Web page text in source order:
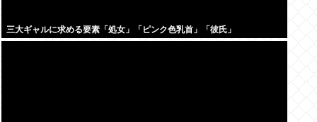
三大ギャルに求める要素「処女」「ピンク色乳首」「彼氏」